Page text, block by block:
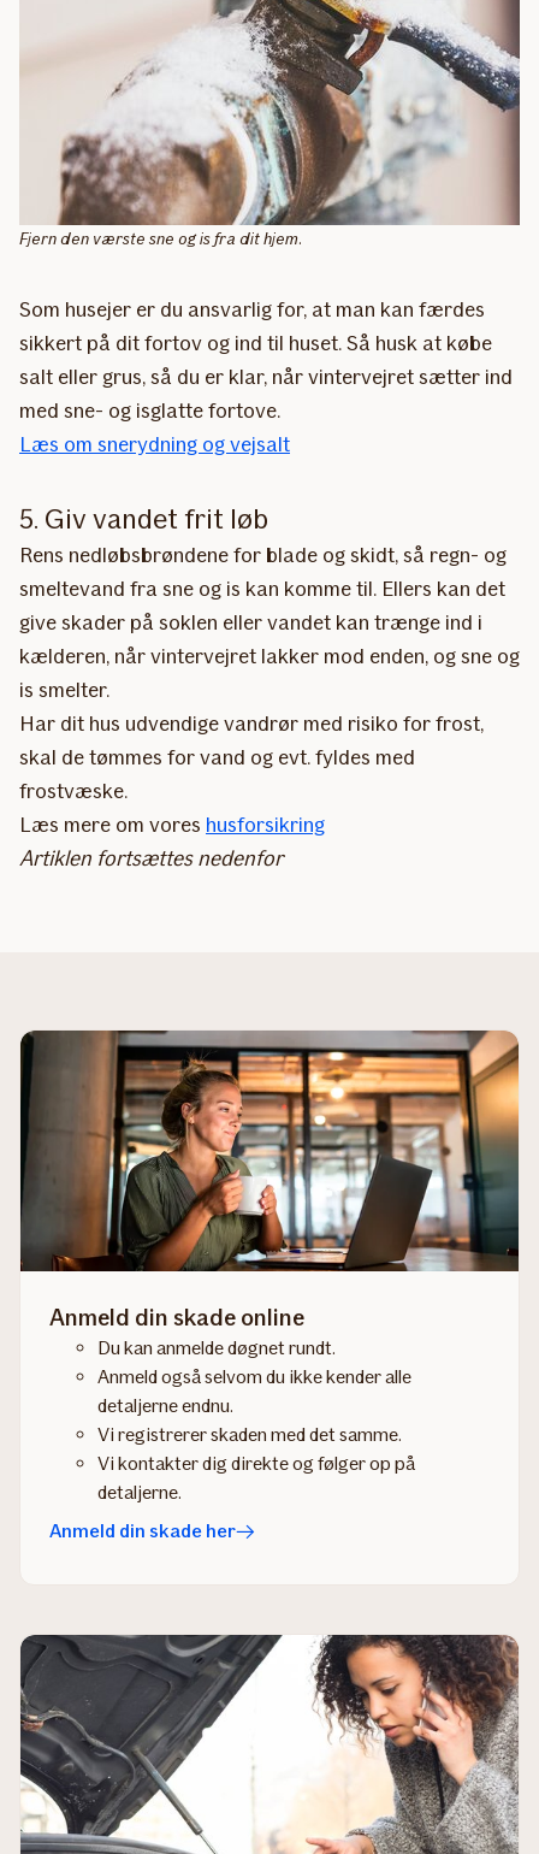
Fjern den værste sne og is fra dit hjem.
Som husejer er du ansvarlig for, at man kan færdes
sikkert på dit fortov og ind til huset. Så husk at købe
salt eller grus, så du er klar, når vintervejret sætter ind
med sne- og isglatte fortove.
Læs om snerydning og vejsalt
5. Giv vandet frit løb
Rens nedløbsbrøndene for blade og skidt, så regn- og
smeltevand fra sne og is kan komme til. Ellers kan det
give skader på soklen eller vandet kan trænge ind i
kælderen, når vintervejret lakker mod enden, og sne og
is smelter.
Har dit hus udvendige vandrør med risiko for frost,
skal de tømmes for vand og evt. fyldes med
frostvæske.
Læs mere om vores husforsikring
Artiklen fortsættes nedenfor
Anmeld din skade online
Du kan anmelde døgnet rundt.
Anmeld også selvom du ikke kender alle
detaljerne endnu.
Vi registrerer skaden med det samme.
Vi kontakter dig direkte og følger op på
detaljerne.
Anmeld din skade her